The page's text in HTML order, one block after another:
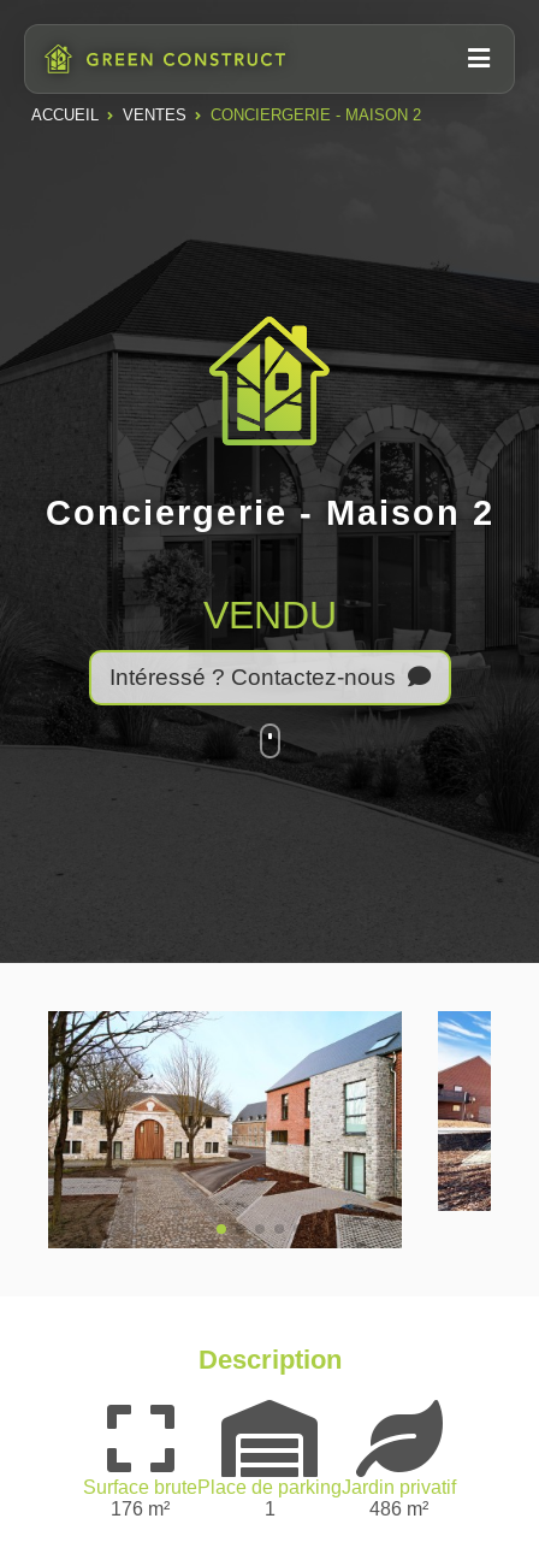
ACCUEIL VENTES CONCIERGERIE - MAISON 2
Conciergerie - Maison 2
VENDU
Intéressé ? Contactez-nous
Description
Surface brute
176 m²
Place de parking
1
Jardin privatif
486 m²